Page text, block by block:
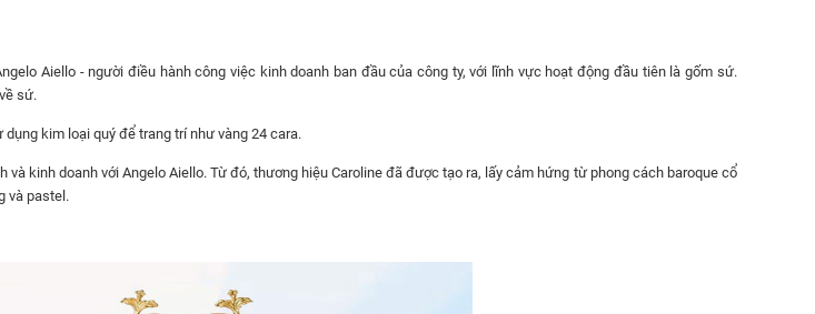
Aiello - người điều hành công việc kinh doanh ban đầu của công ty, với lĩnh vực hoạt động đầu tiên là gốm sứ.
sứ.
kim loại quý để trang trí như vàng 24 cara.
và kinh doanh với Angelo Aiello. Từ đó, thương hiệu Caroline đã được tạo ra, lấy cảm hứng từ phong cách baroque cổ
và pastel.